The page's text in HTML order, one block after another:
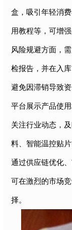
盒，吸引年轻消
用教程等，可增强
风险规避方面，
检报告，并在入
避免因滞销导致
平台展示产品使
关注行业动态，
料、智能温控贴
通过供应链优化
可在激烈的市场
择。